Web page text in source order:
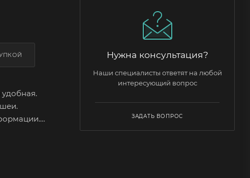
Нужна консультация?
Наши специалисты ответят на любой
интересующий вопрос
ЗАДАТЬ ВОПРОС